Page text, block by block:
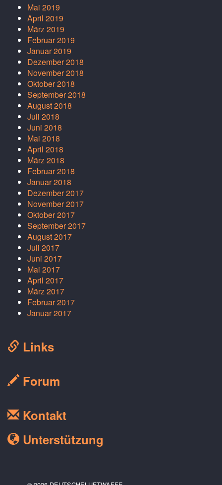
Mai 2019
April 2019
März 2019
Februar 2019
Januar 2019
Dezember 2018
November 2018
Oktober 2018
September 2018
August 2018
Juli 2018
Juni 2018
Mai 2018
April 2018
März 2018
Februar 2018
Januar 2018
Dezember 2017
November 2017
Oktober 2017
September 2017
August 2017
Juli 2017
Juni 2017
Mai 2017
April 2017
März 2017
Februar 2017
Januar 2017
Links
Forum
Kontakt
Unterstützung